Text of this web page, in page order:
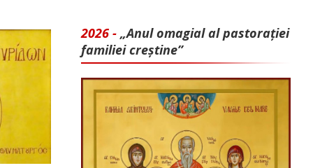
2026 - „Anul omagial al pastorației
familiei creștine”